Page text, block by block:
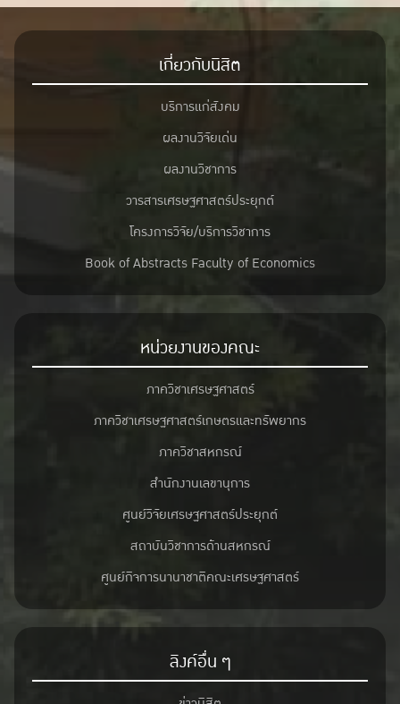
เกี่ยวกับนิสิต
บริการแก่สังคม
ผลงานวิจัยเด่น
ผลงานวิชาการ
วารสารเศรษฐศาสตร์ประยุกต์
โครงการวิจัย/บริการวิชาการ
Book of Abstracts Faculty of Economics
หน่วยงานของคณะ
ภาควิชาเศรษฐศาสตร์
ภาควิชาเศรษฐศาสตร์เกษตรและทรัพยากร
ภาควิชาสหกรณ์
สำนักงานเลขานุการ
ศูนย์วิจัยเศรษฐศาสตร์ประยุกต์
สถาบันวิชาการด้านสหกรณ์
ศูนย์กิจการนานาชาติคณะเศรษฐศาสตร์
ลิงค์อื่น ๆ